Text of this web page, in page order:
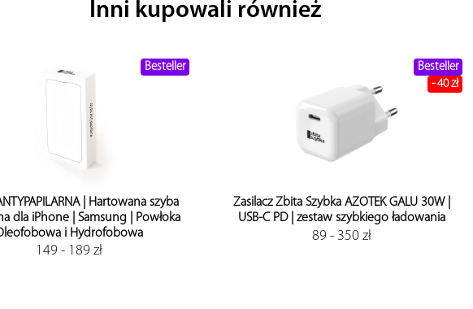
Inni kupowali również
Besteller
| Hartowana szyba
dla iPhone | Samsung | Powłoka
i Hydrofobowa
149 - 189 zł
Besteller
- 40 zł
Zasilacz Zbita Szybka AZOTEK GALU 30W |
USB-C PD | zestaw szybkiego ładowania
89 - 350 zł